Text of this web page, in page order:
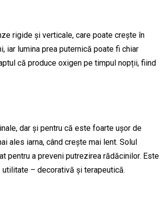
rigide și verticale, care poate crește în
iar lumina prea puternică poate fi chiar
că produce oxigen pe timpul nopții, fiind
dar și pentru că este foarte ușor de
ales iarna, când crește mai lent. Solul
pentru a preveni putrezirea rădăcinilor. Este
– decorativă și terapeutică.